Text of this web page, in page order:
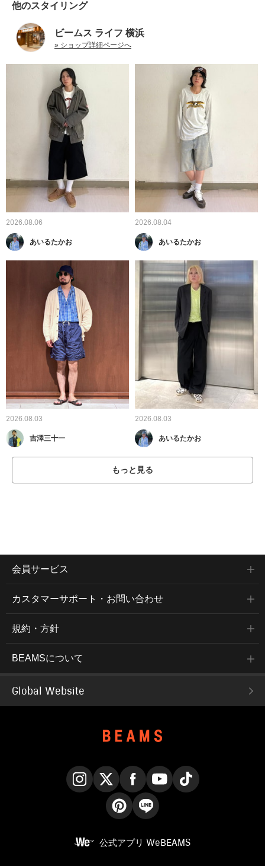
他のスタイリング
ビームス ライフ 横浜
» ショップ詳細ページへ
2026.08.06
あいるたかお
2026.08.04
あいるたかお
2026.08.03
吉澤三十一
2026.08.03
あいるたかお
もっと見る
会員サービス
カスタマーサポート・お問い合わせ
規約・方針
BEAMSについて
Global Website
公式アプリ WeBEAMS